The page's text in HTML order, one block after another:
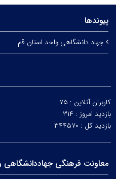
پیوندها
جهاد دانشگاهی واحد استان قم
کاربران آنلاین : ۷۵
بازدید امروز : ۳۱۴
بازدید کل : ۳۴۴۵۷۰
معاونت فرهنگی جهاددانشگاهی